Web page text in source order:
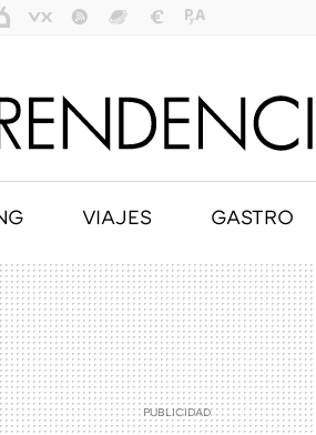
VIAJES GASTRO